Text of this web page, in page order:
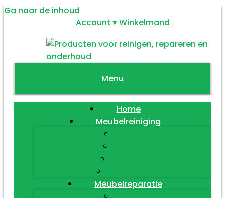
Account Winkelmand
Ga naar de inhoud
Menu
Home
Meubelreiniging
Meubelreparatie